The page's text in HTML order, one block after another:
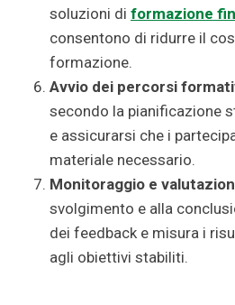
soluzioni di formazione
consentono di ridurre il
formazione.
Avvio dei percorsi
secondo la pianificazione
e assicurarsi che i
materiale necessario.
Monitoraggio e
svolgimento e alla
dei feedback e misura i
agli obiettivi stabiliti.